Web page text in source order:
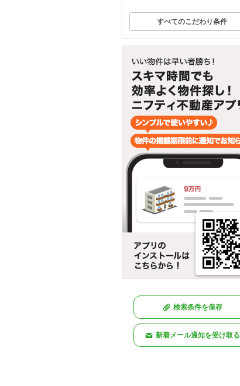
すべてのこだわり条件
検索条件を保存
新着メール通知を受け取る